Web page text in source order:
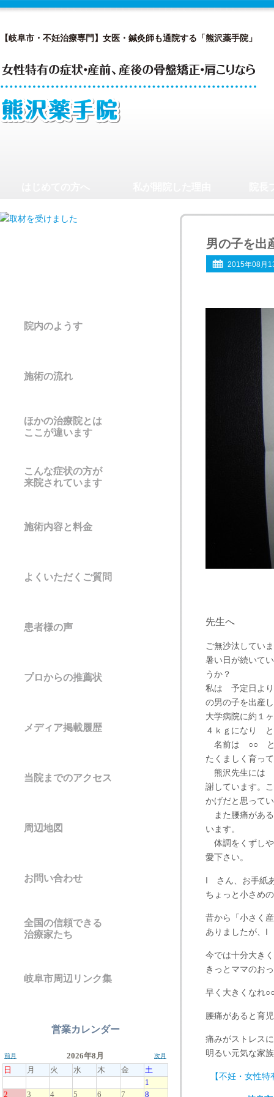
【岐阜市・不妊治療専門】女医・鍼灸師も通院する「熊沢薬手院」
男の子を出
2015年08月
先生へ
ご無沙汰してい
暑い日が続いて
うか？
私は 予定日よ
の男の子を出産
大学病院に約１
４ｋｇになり
名前は ○○ と
たくましく育っ
熊沢先生には
謝しています
かげだと思って
また腰痛があ
います。
体調をくずし
愛下さい。
I さん、お手紙
ちょっと小さめ
昔から「小さく
ありましたが、
今では十分大き
きっとママのお
早く大きくなれ
腰痛があると育
痛みがストレス
明るい元気な家
【不妊・女性
院内のようす
施術の流れ
ほかの治療院とは
ここが違います
こんな症状の方が
来院されています
施術内容と料金
よくいただくご質問
患者様の声
プロからの推薦状
メディア掲載履歴
当院までのアクセス
周辺地図
お問い合わせ
全国の信頼できる
治療家たち
岐阜市周辺リンク集
営業カレンダー